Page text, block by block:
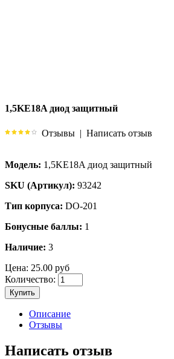
1,5KE18A диод защитный
Отзывы | Написать отзыв
Модель: 1,5KE18A диод защитный
SKU (Артикул): 93242
Тип корпуса: DO-201
Бонусные баллы: 1
Наличие: 3
Цена: 25.00 руб
Количество:
Купить
Описание
Отзывы
Написать отзыв